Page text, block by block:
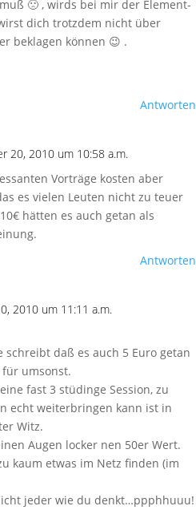
🙁 , wirds bei mir der Element-
dich trotzdem nicht über
beklagen können 😉 .
Antworten
20, 2010 um 10:58 a.m.
Vorträge kosten aber
es vielen Leuten nicht zu teuer
hätten es auch getan als
Antworten
2010 um 11:11 a.m.
schreibt daß es auch 5 Euro getan
umsonst.
fast 3 stüdinge Session, zu
echt weiterbringen kann ist in
Witz.
Augen locker nen 50er Wert.
kaum etwas im Netz finden (im
jeder wie du denkt…ppphhuuu!